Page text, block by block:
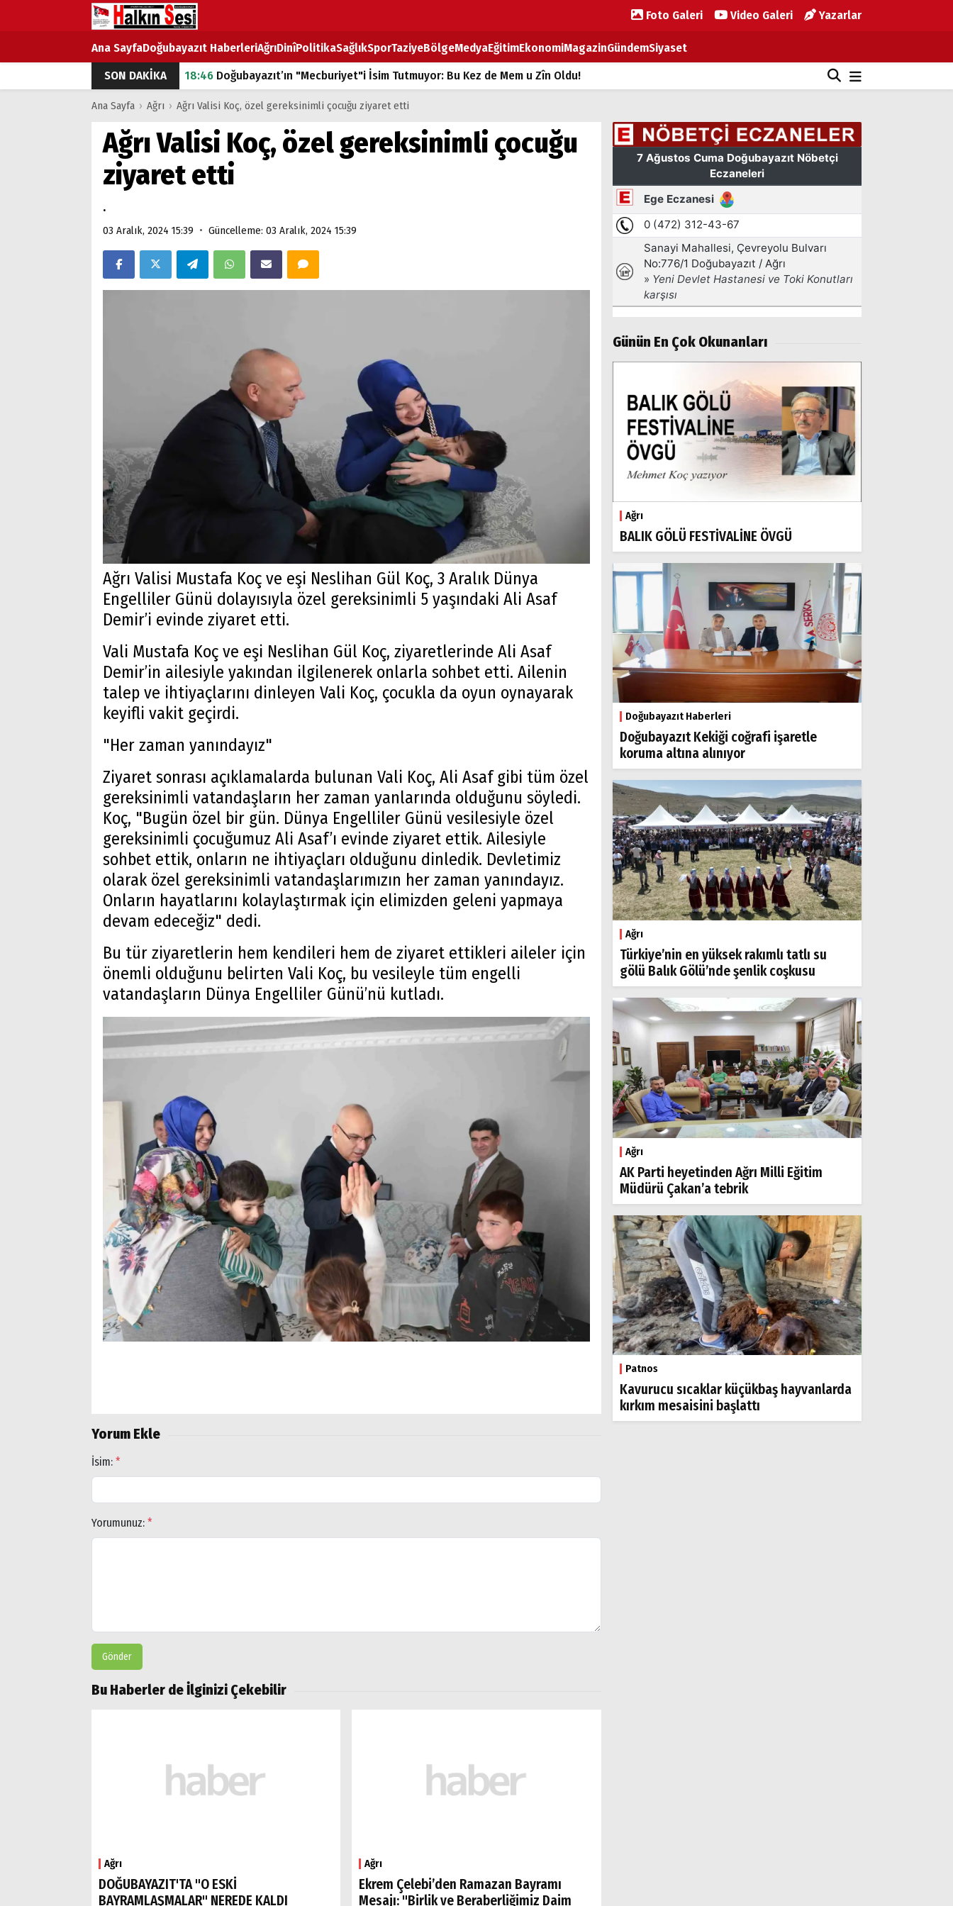
Foto Galeri Video Galeri Yazarlar
Ana SayfaDoğubayazıt HaberleriAğrıDinîPolitikaSağlıkSporTaziyeBölgeMedyaEğitimEkonomiMagazinGündemSiyaset
SON DAKİKA
18:46 Doğubayazıt’ın "Mecburiyet"i İsim Tutmuyor: Bu Kez de Mem u Zîn Oldu!
07:53Doğubayazıt’ta Ekmek Fiyatlarına Zam
07:16
Doğubayazıt'ta çocukların sırtındaki ağır yük
07:00DEVLET ve HÜKÜMET
18:29ÇARŞI CADDESİ YAZ BOZ TAHTASI
Ana Sayfa › Ağrı › Ağrı Valisi Koç, özel gereksinimli çocuğu ziyaret etti
Ağrı Valisi Koç, özel gereksinimli çocuğu
ziyaret etti
.
03 Aralık, 2024 15:39 • Güncelleme: 03 Aralık, 2024 15:39
Ağrı Valisi Mustafa Koç ve eşi Neslihan Gül Koç, 3 Aralık Dünya
Engelliler Günü dolayısıyla özel gereksinimli 5 yaşındaki Ali Asaf
Demir’i evinde ziyaret etti.
Vali Mustafa Koç ve eşi Neslihan Gül Koç, ziyaretlerinde Ali Asaf
Demir’in ailesiyle yakından ilgilenerek onlarla sohbet etti. Ailenin
talep ve ihtiyaçlarını dinleyen Vali Koç, çocukla da oyun oynayarak
keyifli vakit geçirdi.
"Her zaman yanındayız"
Ziyaret sonrası açıklamalarda bulunan Vali Koç, Ali Asaf gibi tüm özel
gereksinimli vatandaşların her zaman yanlarında olduğunu söyledi.
Koç, "Bugün özel bir gün. Dünya Engelliler Günü vesilesiyle özel
gereksinimli çocuğumuz Ali Asaf’ı evinde ziyaret ettik. Ailesiyle
sohbet ettik, onların ne ihtiyaçları olduğunu dinledik. Devletimiz
olarak özel gereksinimli vatandaşlarımızın her zaman yanındayız.
Onların hayatlarını kolaylaştırmak için elimizden geleni yapmaya
devam edeceğiz" dedi.
Bu tür ziyaretlerin hem kendileri hem de ziyaret ettikleri aileler için
önemli olduğunu belirten Vali Koç, bu vesileyle tüm engelli
vatandaşların Dünya Engelliler Günü’nü kutladı.
Yorum Ekle
İsim: *
Yorumunuz: *
Gönder
Bu Haberler de İlginizi Çekebilir
Ağrı
DOĞUBAYAZIT'TA "O ESKİ
BAYRAMLAŞMALAR" NEREDE KALDI
Ağrı
Ekrem Çelebi’den Ramazan Bayramı
Mesajı: "Birlik ve Beraberliğimiz Daim
Günün En Çok Okunanları
Ağrı
BALIK GÖLÜ FESTİVALİNE ÖVGÜ
Doğubayazıt Haberleri
Doğubayazıt Kekiği coğrafi işaretle
koruma altına alınıyor
Ağrı
Türkiye’nin en yüksek rakımlı tatlı su
gölü Balık Gölü’nde şenlik coşkusu
Ağrı
AK Parti heyetinden Ağrı Milli Eğitim
Müdürü Çakan’a tebrik
Patnos
Kavurucu sıcaklar küçükbaş hayvanlarda
kırkım mesaisini başlattı